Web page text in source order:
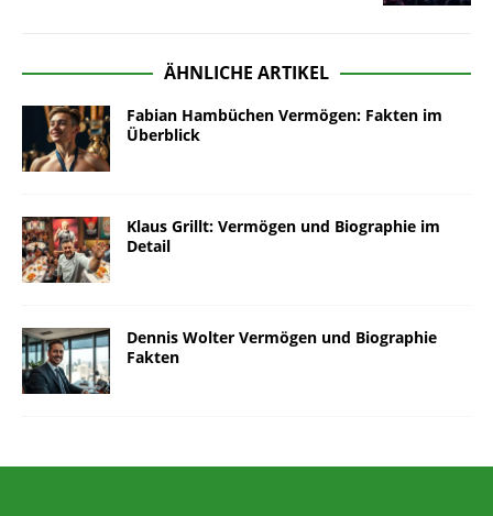
ÄHNLICHE ARTIKEL
Fabian Hambüchen Vermögen: Fakten im
Überblick
Klaus Grillt: Vermögen und Biographie im
Detail
Dennis Wolter Vermögen und Biographie
Fakten